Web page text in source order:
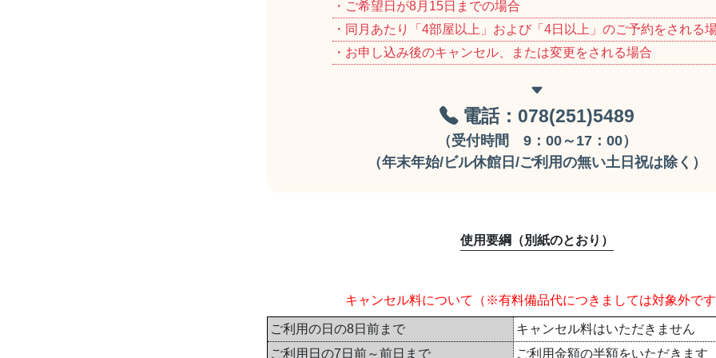
・ご希望日が8月15日までの場合
・同月あたり「4部屋以上」および「4日以上」のご予約をされる
・お申し込み後のキャンセル、または変更をされる場合
電話：078(251)5489
（受付時間 9：00～17：00）
（年末年始/ビル休館日/ご利用の無い土日祝は除く）
使用要綱（別紙のとおり）
キャンセル料について （※有料備品代につきましては対象外で
ご利用の日の8日前まで
キャンセル料はいただきません
ご利用日の7日前～前日まで
ご利用金額の半額をいただきます